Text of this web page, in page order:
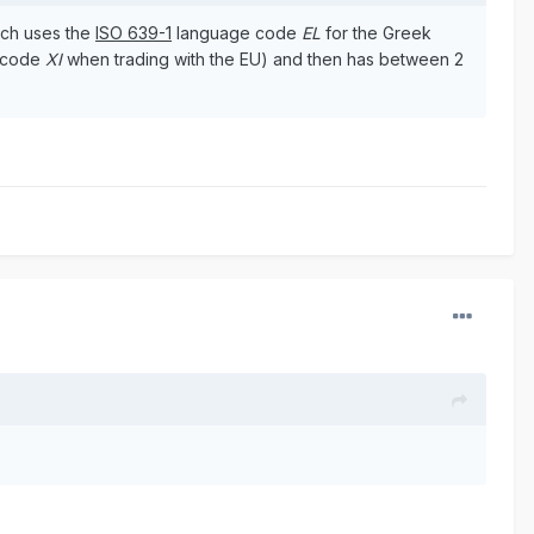
uses the ISO 639-1 language code EL for the Greek
XIwhen trading with the EU) and then has between 2